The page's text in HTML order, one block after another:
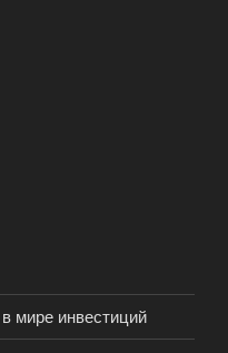
мире инвестиций